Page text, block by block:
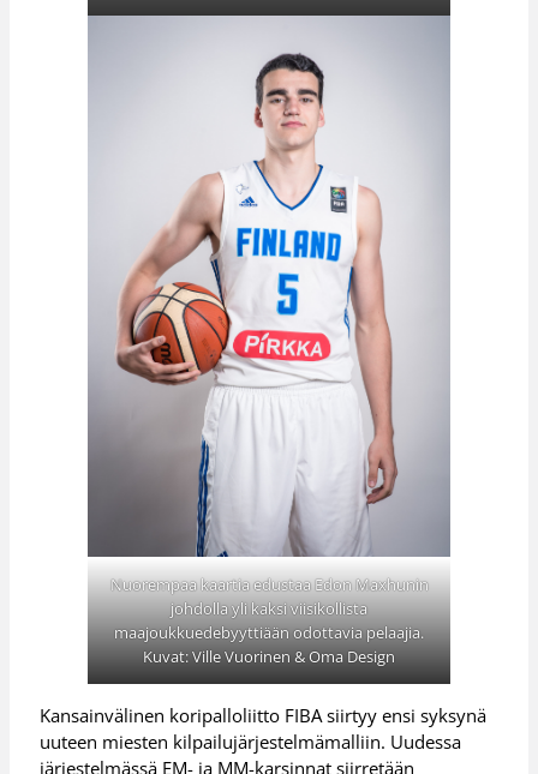
Nuorempaa kaartia edustaa Edon Maxhunin
johdolla yli kaksi viisikollista
maajoukkuedebyyttiään odottavia pelaajia.
Kuvat: Ville Vuorinen & Oma Design
Kansainvälinen koripalloliitto FIBA siirtyy ensi syksynä
uuteen miesten kilpailujärjestelmämalliin. Uudessa
järjestelmässä EM- ja MM-karsinnat siirretään